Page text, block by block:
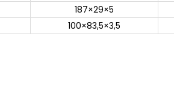
187×29×5
100×83,5×3,5